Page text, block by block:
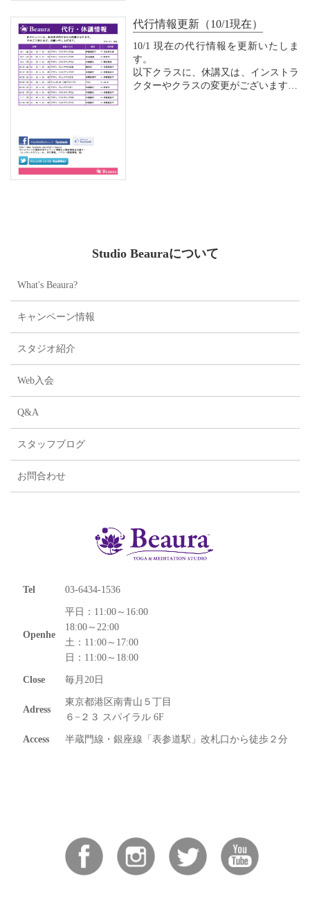
毎年、時の移ろいの早さを感じる日と
なり...
代行情報更新（10/1現在）
10/1 現在の代行情報を更新いたしま
す。
以下クラスに、休講又は、インストラ
クターやクラスの変更がございます。
Studio Beauraについて
What's Beaura?
キャンペーン情報
スタジオ紹介
Web入会
Q&A
スタッフブログ
お問合わせ
Tel 03-6434-1536
Openhe
平日：11:00～16:00
18:00～22:00
土：11:00～17:00
日：11:00～18:00
Close 毎月20日
Adress
東京都港区南青山５丁目
６−２３ スパイラル 6F
Access 半蔵門線・銀座線「表参道駅」改札口から徒歩２分